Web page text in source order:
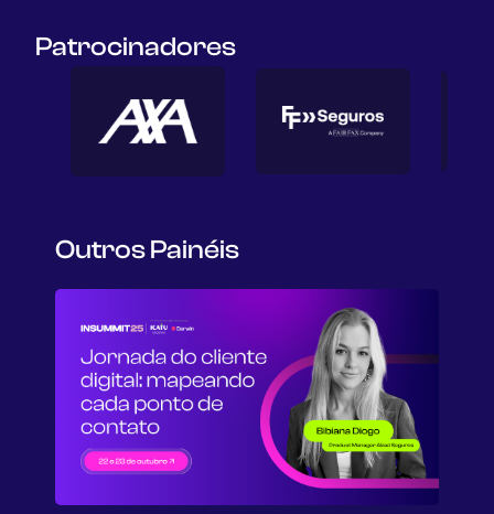
Patrocinadores
Outros Painéis